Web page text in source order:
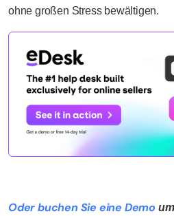
ohne großen Stress bewältigen.
Oder buchen Sie eine Demo